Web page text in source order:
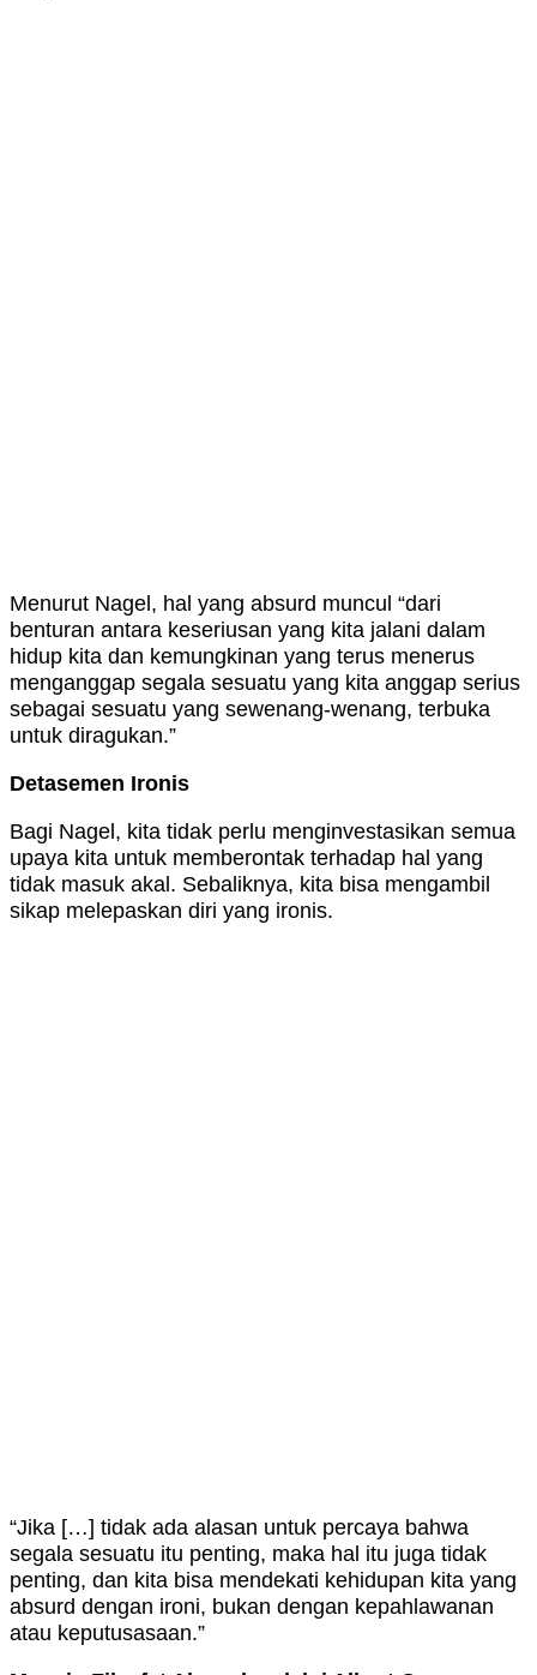
Menurut Nagel, hal yang absurd muncul “dari
benturan antara keseriusan yang kita jalani dalam
hidup kita dan kemungkinan yang terus menerus
menganggap segala sesuatu yang kita anggap serius
sebagai sesuatu yang sewenang-wenang, terbuka
untuk diragukan.”
Detasemen Ironis
Bagi Nagel, kita tidak perlu menginvestasikan semua
upaya kita untuk memberontak terhadap hal yang
tidak masuk akal. Sebaliknya, kita bisa mengambil
sikap melepaskan diri yang ironis.
“Jika […] tidak ada alasan untuk percaya bahwa
segala sesuatu itu penting, maka hal itu juga tidak
penting, dan kita bisa mendekati kehidupan kita yang
absurd dengan ironi, bukan dengan kepahlawanan
atau keputusasaan.”